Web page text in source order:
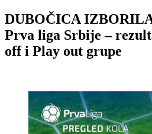
DUBOČICA
Prva liga Srbije –
off i Play out grupe